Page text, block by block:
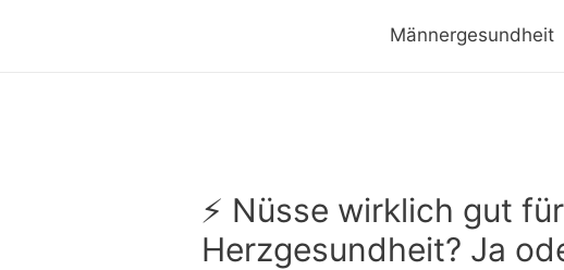
Männergesundheit
⚡ Nüsse wirklich gut
Herzgesundheit? Ja